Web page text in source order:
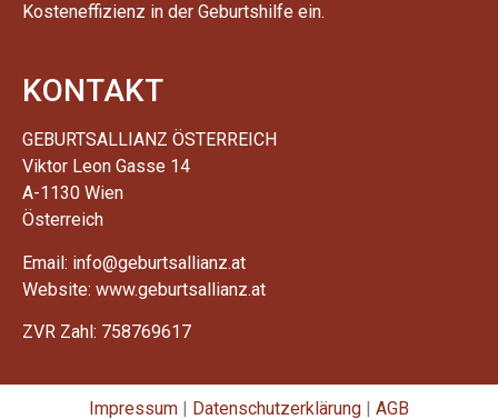
Kosteneffizienz in der Geburtshilfe ein.
KONTAKT
GEBURTSALLIANZ ÖSTERREICH
Viktor Leon Gasse 14
A-1130 Wien
Österreich
Email: info@geburtsallianz.at
Website: www.geburtsallianz.at
ZVR Zahl: 758769617
Impressum | Datenschutzerklärung | AGB